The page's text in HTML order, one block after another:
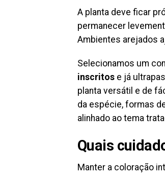
A planta deve ficar
permanecer
Ambientes arejados
Selecionamos um
inscritos e já
planta versátil e de
da espécie, formas
alinhado ao tema
Quais
Manter a coloração